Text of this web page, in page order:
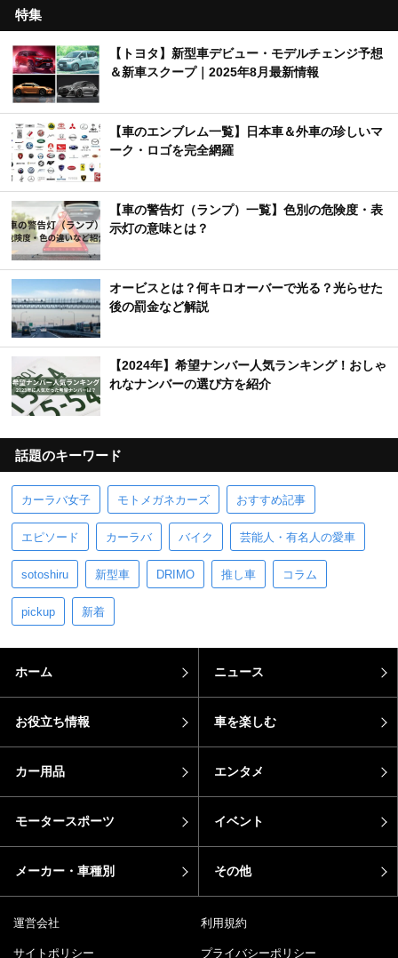
特集
【トヨタ】新型車デビュー・モデルチェンジ予想
＆新車スクープ｜2025年8月最新情報
【車のエンブレム一覧】日本車＆外車の珍しいマ
ーク・ロゴを完全網羅
【車の警告灯（ランプ）一覧】色別の危険度・表
示灯の意味とは？
オービスとは？何キロオーバーで光る？光らせた
後の罰金など解説
【2024年】希望ナンバー人気ランキング！おしゃ
れなナンバーの選び方を紹介
話題のキーワード
カーラバ女子 モトメガネカーズ おすすめ記事
エピソード カーラバ バイク 芸能人・有名人の愛車
sotoshiru 新型車 DRIMO 推し車 コラム
pickup 新着
ホーム ニュース
お役立ち情報 車を楽しむ
カー用品 エンタメ
モータースポーツ イベント
メーカー・車種別 その他
運営会社 利用規約
サイトポリシー プライバシーポリシー